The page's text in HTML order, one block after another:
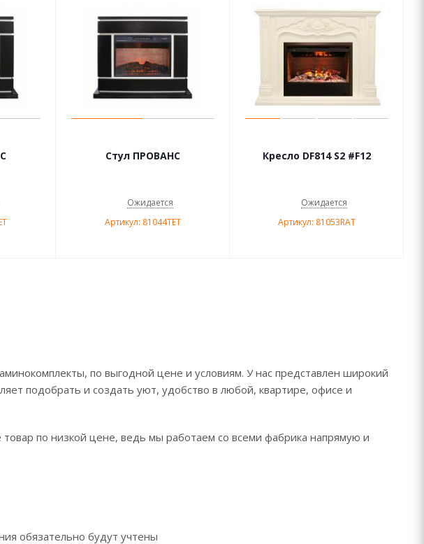
Стул ПРОВАНС
Ожидается
Артикул: 81044TET
Кресло DF814 S2 #F12
Ожидается
Артикул: 81053RAT
по выгодной цене и условиям. У нас представлен широкий
подобрать и создать уют, удобство в любой, квартире, офисе и
по низкой цене, ведь мы работаем со всеми фабрика напрямую и
обязательно будут учтены